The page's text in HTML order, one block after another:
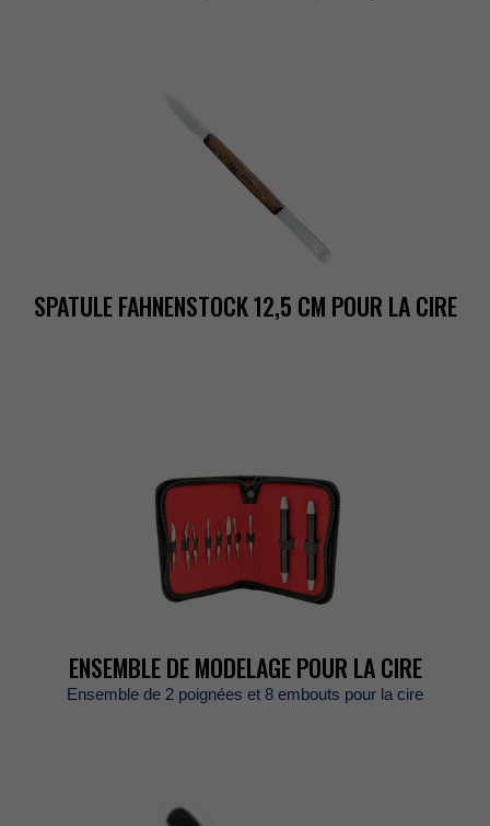
SPATULEFAHNENSTOCK12,5CMPOURLACIRE
ENSEMBLEDEMODELAGEPOURLACIRE
Ensemblede2poignéeset8emboutspourlacire